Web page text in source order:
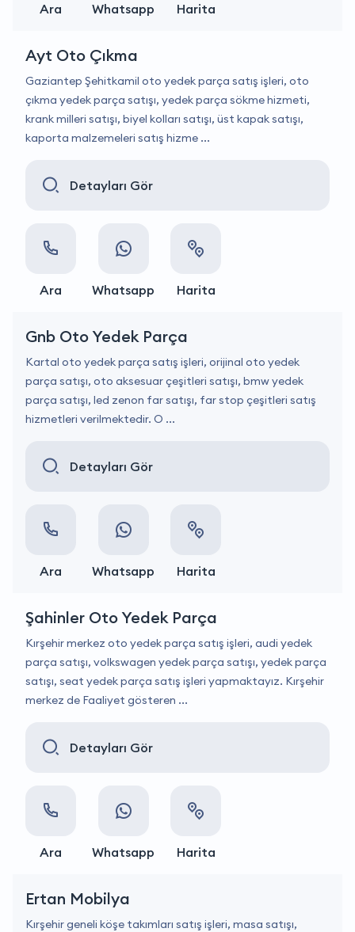
Ara Whatsapp Harita
Ayt Oto Çıkma
Gaziantep Şehitkamil oto yedek parça satış işleri, oto
çıkma yedek parça satışı, yedek parça sökme hizmeti,
krank milleri satışı, biyel kolları satışı, üst kapak satışı,
kaporta malzemeleri satış hizme ...
Detayları Gör
Ara Whatsapp Harita
Gnb Oto Yedek Parça
Kartal oto yedek parça satış işleri, orijinal oto yedek
parça satışı, oto aksesuar çeşitleri satışı, bmw yedek
parça satışı, led zenon far satışı, far stop çeşitleri satış
hizmetleri verilmektedir. O ...
Detayları Gör
Ara Whatsapp Harita
Şahinler Oto Yedek Parça
Kırşehir merkez oto yedek parça satış işleri, audi yedek
parça satışı, volkswagen yedek parça satışı, yedek parça
satışı, seat yedek parça satış işleri yapmaktayız. Kırşehir
merkez de Faaliyet gösteren ...
Detayları Gör
Ara Whatsapp Harita
Ertan Mobilya
Kırşehir geneli köşe takımları satış işleri, masa satışı,